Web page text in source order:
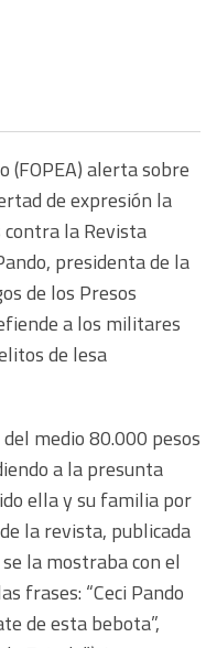
(FOPEA) alerta sobre
de expresión la
la Revista
presidenta de la
de los Presos
a los militares
de lesa
medio 80.000 pesos
a la presunta
ella y su familia por
la revista, publicada
la mostraba con el
frases: “Ceci Pando
de esta bebota”,